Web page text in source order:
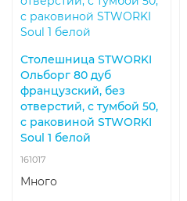
Столешница STWORKI
Ольборг 80 дуб
французский, без
отверстий, с тумбой 50,
с раковиной STWORKI
Soul 1 белой
161017
Много